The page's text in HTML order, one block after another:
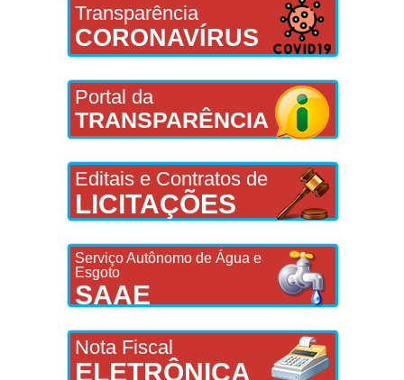
Transparência
CORONAVÍRUS
Portal da
TRANSPARÊNCIA
Editais e Contratos de
LICITAÇÕES
Serviço Autônomo de Água e
Esgoto
SAAE
Nota Fiscal
ELETRÔNICA